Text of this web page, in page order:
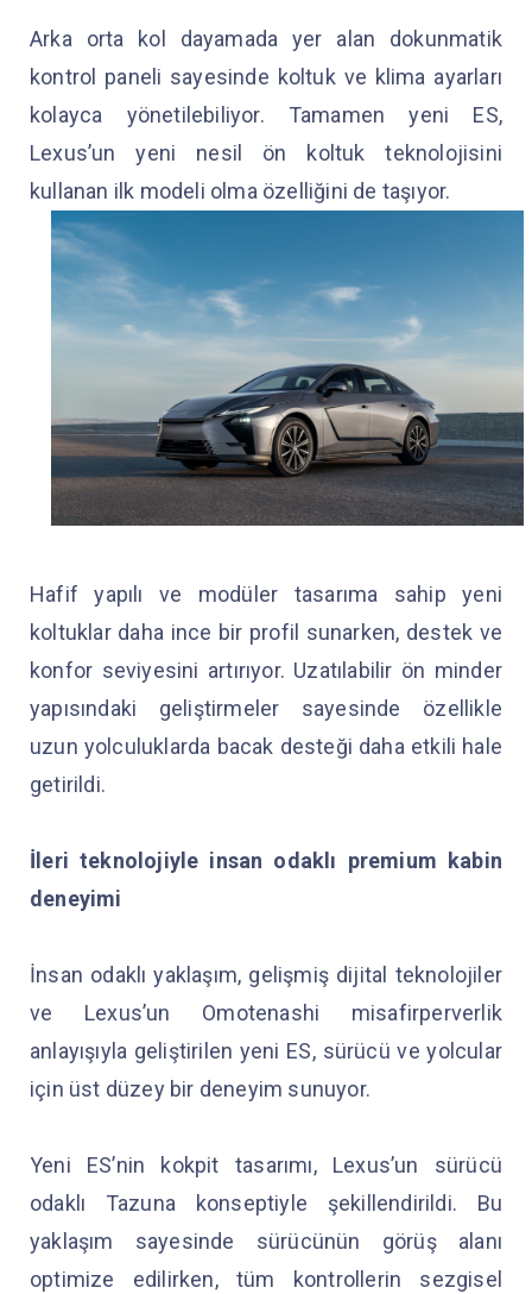
Arka orta kol dayamada yer alan dokunmatik
kontrol paneli sayesinde koltuk ve klima ayarları
kolayca yönetilebiliyor. Tamamen yeni ES,
Lexus’un yeni nesil ön koltuk teknolojisini
kullanan ilk modeli olma özelliğini de taşıyor.
Hafif yapılı ve modüler tasarıma sahip yeni
koltuklar daha ince bir profil sunarken, destek ve
konfor seviyesini artırıyor. Uzatılabilir ön minder
yapısındaki geliştirmeler sayesinde özellikle
uzun yolculuklarda bacak desteği daha etkili hale
getirildi.
İleri teknolojiyle insan odaklı premium kabin
deneyimi
İnsan odaklı yaklaşım, gelişmiş dijital teknolojiler
ve Lexus’un Omotenashi misafirperverlik
anlayışıyla geliştirilen yeni ES, sürücü ve yolcular
için üst düzey bir deneyim sunuyor.
Yeni ES’nin kokpit tasarımı, Lexus’un sürücü
odaklı Tazuna konseptiyle şekillendirildi. Bu
yaklaşım sayesinde sürücünün görüş alanı
optimize edilirken, tüm kontrollerin sezgisel